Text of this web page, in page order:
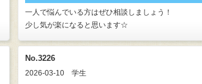
一人で悩んでいる方はぜひ相談しましょう！
少し気が楽になると思います☆
No.3226
2026-03-10 学生